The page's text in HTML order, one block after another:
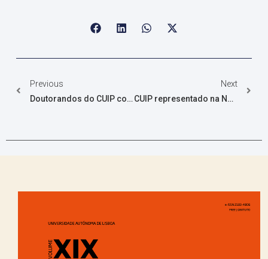
Previous
Doutorandos do CUIP conseguem bolsas no concurso da FCT
Next
CUIP representado na Noite Europeia dos Investigadores 2025